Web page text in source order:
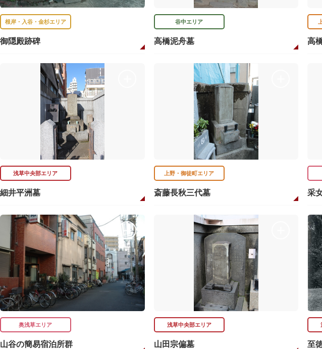
根岸・入谷・金杉エリア
御隠殿跡碑
谷中エリア
高橋泥舟墓 高
浅草中央部エリア
細井平洲墓
上野・御徒町エリア
斎藤長秋三代墓 采
奥浅草エリア
山谷の簡易宿泊所群
浅草中央部エリア
山田宗偏墓 至